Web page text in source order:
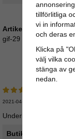
Artikelnummer:
gif-29
2021-04-09
Underbart vacker
Butikens svar:
tillförlitliga
vi in
och deras
Klicka på
välj vilka
stänga av
nedan.